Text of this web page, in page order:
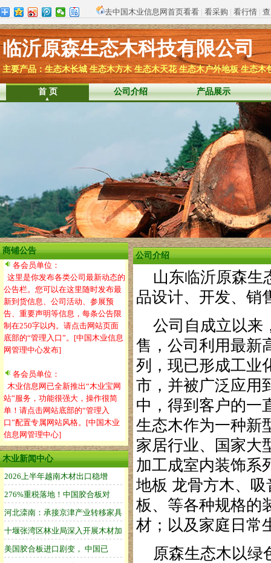
去中国木业信息网首页看看 | 看采购 | 看行情 |
临沂原森生态木科技有限公司
主要产品：生态木长城 生态木方木 生态木天花 生态木户外地板 生态木
首 页 公司介绍 产品展示
商铺公告
各会员单位：
这里是你发布各类公司最新动态的
公告栏。您可以在这里随时发布最
新到货信息、公司活动、参展预
告、重要声明等信息，每条公告限
制在250字以内。请点击网站页面
底部的“管理入口”。[中国木业信息
网管理中心发布]
各会员单位：
木业信息网已全新推出“木业宝网
站”服务，功能很强大，操作很简
单！请点击网站底部的“管理入
口”配置专属网站风格。[中国木业
信息网管理中心]
木业新闻中心
公司介绍
山东临沂原森生
品设计、开发、销
公司自成立以来
售，公司利用最新
列，现已形成工业
市，并被广泛应用
中，得到客户的一
生态木作为一种新
家居行业、国家大
加工成室内装饰系
地板 龙骨方木、
板、等各种规格的
材；以及家庭日常
原森生态木以绿